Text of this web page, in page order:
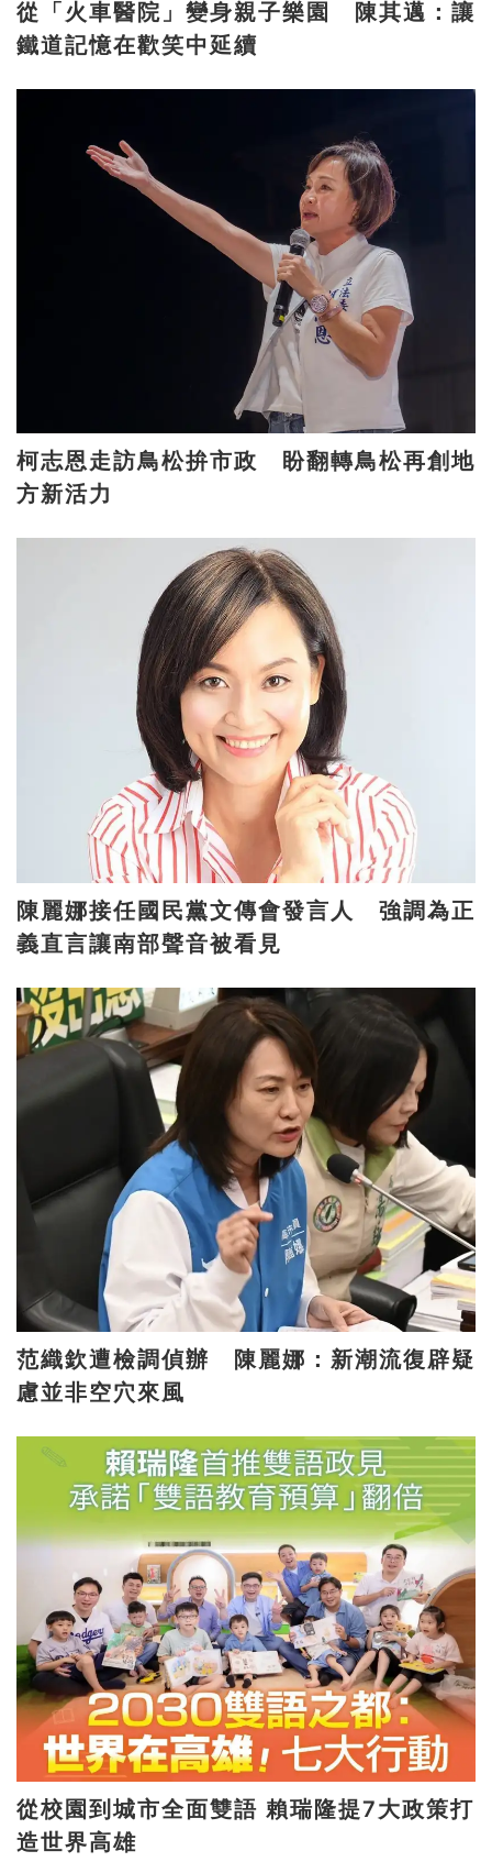
從「火車醫院」變身親子樂園 陳其邁：讓
鐵道記憶在歡笑中延續
柯志恩走訪鳥松拚市政 盼翻轉鳥松再創地
方新活力
陳麗娜接任國民黨文傳會發言人 強調為正
義直言讓南部聲音被看見
范織欽遭檢調偵辦 陳麗娜：新潮流復辟疑
慮並非空穴來風
從校園到城市全面雙語 賴瑞隆提7大政策打
造世界高雄